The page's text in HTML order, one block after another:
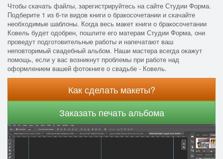
Чтобы скачать файлы, зарегистрируйтесь на сайте Студии Форма.
Подберите 1 из 6-ти видов книги о бракосочетании и скачайте
необходимые шаблоны. Когда весь макет книги о бракосочетании
Ковель будет одобрен, пошлите его матерам Студии Форма, они
проведут подготовительные работы и напечатают ваш
неповторимый свадебный альбом. Наши мастера всегда окажут
помощь, если у вас возникнут проблемы при работе над
оформлением вашей фотокниге о свадьбе - Ковель.
Как сделать макеты?
Заказать печать альбома